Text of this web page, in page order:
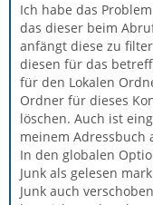
Ich habe das
das dieser beim
anfängt diese zu
diesen für das
für den Lokalen
Ordner für dieses
löschen. Auch ist
meinem Adressbuch
In den globalen
Junk als gelesen
Junk auch